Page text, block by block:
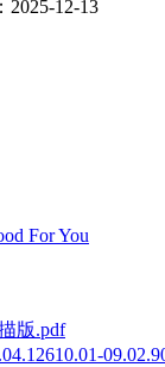
2025-12-13
For You
版.pdf